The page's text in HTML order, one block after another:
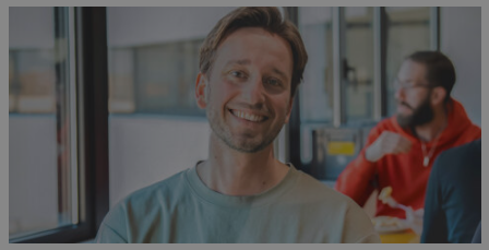
De financieel-risicomanagers zorgen ervoor dat
we de krediet-, de rente- en liquiditeitsrisico’s
op onze balans, die we meten met gebruik van
modellen, goed kennen. Ze beoordelen
bijvoorbeeld de financiële risico’s van nieuwe
beleggingen, berekenen hoeveel geld we moeten
reserveren voor potentiële kredietverliezen in de